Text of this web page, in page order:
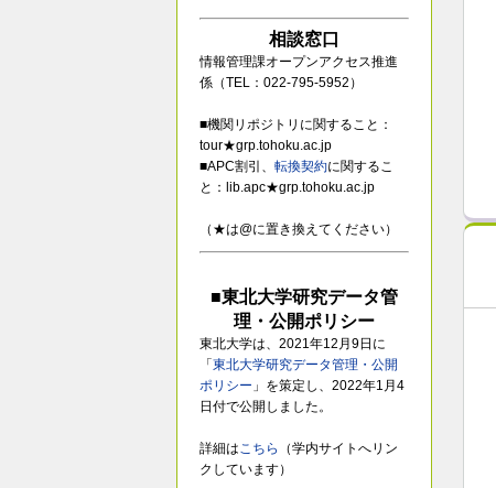
相談窓口
情報管理課オープンアクセス推進
係（TEL：022-795-5952）
■機関リポジトリに関すること：
tour★grp.tohoku.ac.jp
■APC割引、 転換契約に関するこ
と：lib.apc★grp.tohoku.ac.jp
（★は@に置き換えてください）
■東北大学研究データ管
理・公開ポリシー
東北大学は、2021年12月9日に
「 東北大学研究データ管理・公開
ポリシー 」を策定し、2022年1月4
日付で公開しました。
詳細はこちら
（学内サイトへリン
クしています）